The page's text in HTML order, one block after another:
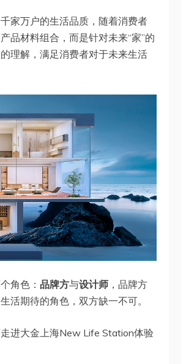
家万户的生活品质，随着消费者
品材料组合，而是针对未来“家”的
理解，满足消费者对于未来生活
角色： 品牌方与设计师 ，品牌方
活期待的角色，双方缺一不可。
进大金上海New Life Station体验